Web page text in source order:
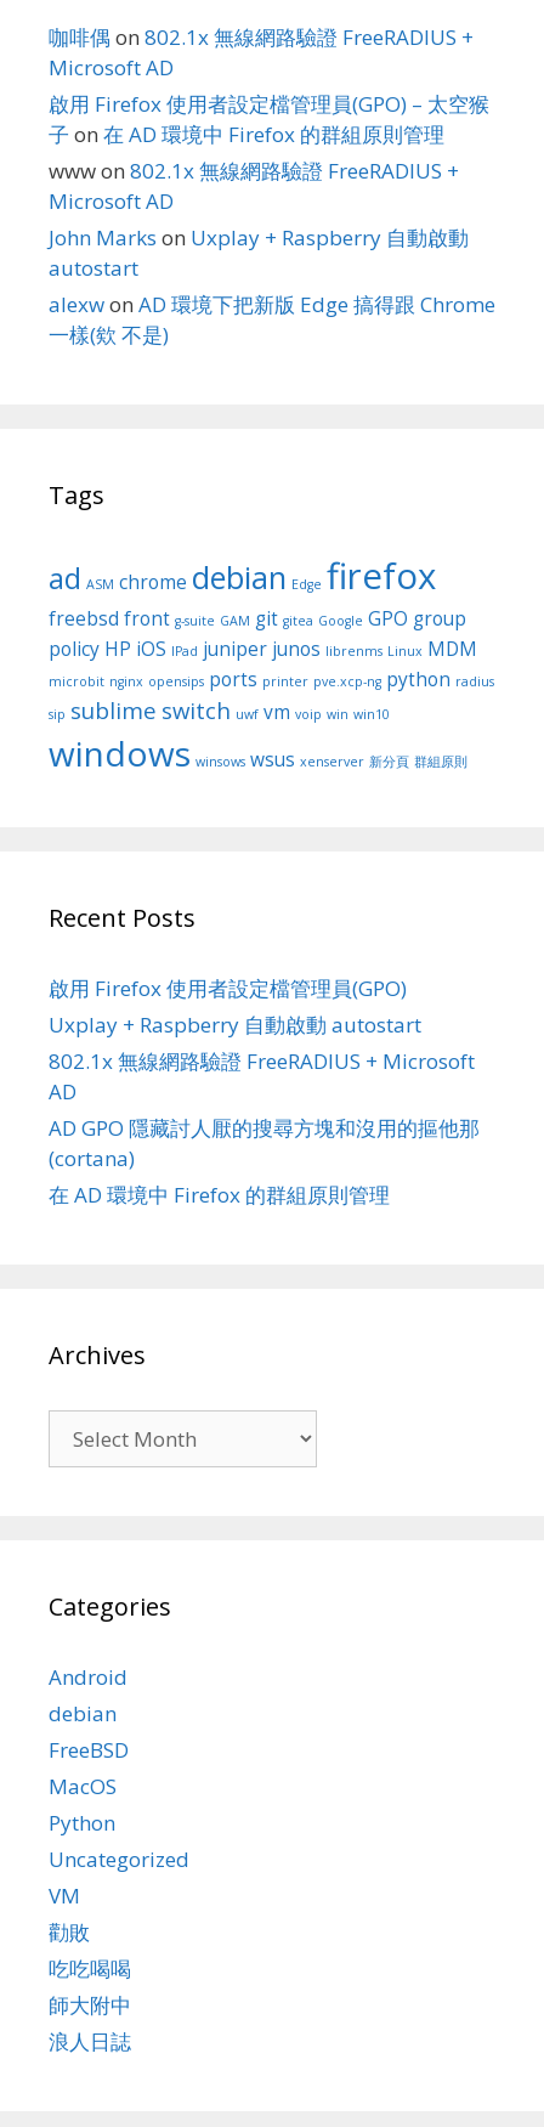
咖啡偶 on 802.1x 無線網路驗證 FreeRADIUS +
Microsoft AD
啟用 Firefox 使用者設定檔管理員(GPO) – 太空猴
子 on 在 AD 環境中 Firefox 的群組原則管理
wwwon 802.1x 無線網路驗證 FreeRADIUS +
Microsoft AD
John Marks on Uxplay + Raspberry 自動啟動
autostart
alexwon AD 環境下把新版 Edge 搞得跟 Chrome
一樣(欸 不是)
Tags
ad ASM chrome debian Edge firefox
freebsd front g-suite GAM git gitea Google GPO group
policy HP iOS IPad juniper junos librenms Linux MDM
microbit nginx opensips ports printer pve.xcp-ng python radius
sip sublime switch uwf vm voip win win10
windows winsows wsus xenserver 新分頁 群組原則
Recent Posts
啟用 Firefox 使用者設定檔管理員(GPO)
Uxplay + Raspberry 自動啟動 autostart
802.1x 無線網路驗證 FreeRADIUS + Microsoft
AD
AD GPO 隱藏討人厭的搜尋方塊和沒用的摳他那
(cortana)
在 AD 環境中 Firefox 的群組原則管理
Archives
Categories
Android
debian
FreeBSD
MacOS
Python
Uncategorized
VM
勸敗
吃吃喝喝
師大附中
浪人日誌